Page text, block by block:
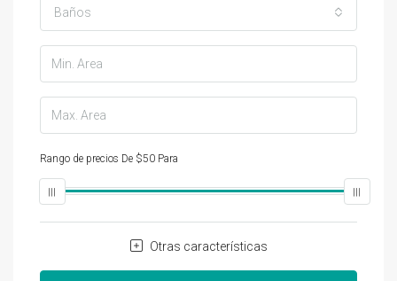
Baños
Rango de precios De $50 Para
Otras características